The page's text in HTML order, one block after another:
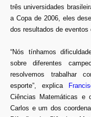
três universidades
a Copa de 2006, eles
dos resultados de eventos
“Nós tínhamos
sobre diferentes
resolvemos trabalhar
esporte”, explica
Ciências Matemáticas e
Carlos e um dos